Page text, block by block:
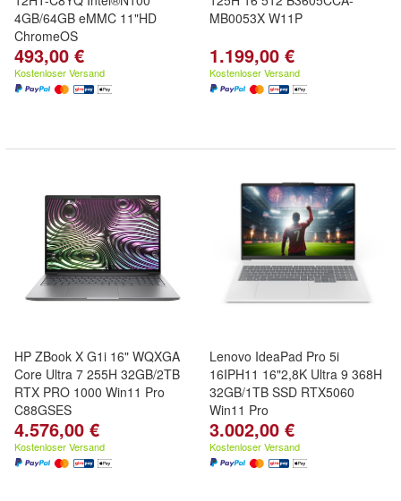
4GB/64GB eMMC 11"HD
ChromeOS
493,00 €
Kostenloser Versand
MB0053X W11P
1.199,00 €
Kostenloser Versand
HP ZBook X G1i 16" WQXGA
Core Ultra 7 255H 32GB/2TB
RTX PRO 1000 Win11 Pro
C88GSES
4.576,00 €
Kostenloser Versand
Lenovo IdeaPad Pro 5i
16IPH11 16"2,8K Ultra 9 368H
32GB/1TB SSD RTX5060
Win11 Pro
3.002,00 €
Kostenloser Versand